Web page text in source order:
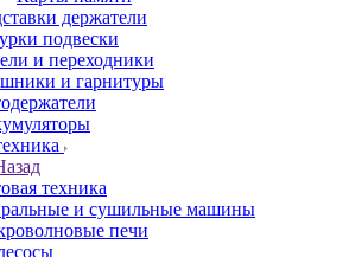
держатели
подвески
и переходники
и гарнитуры
техника
и сушильные машины
печи